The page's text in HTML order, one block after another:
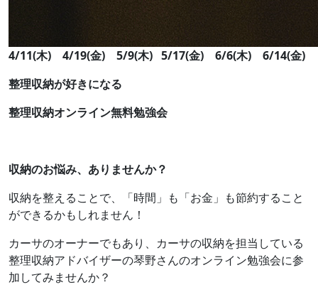
4/11(木) 4/19(金) 5/9(木) 5/17(金) 6/6(木) 6/14(金)
整理収納が好きになる
整理収納オンライン​​​​​​無料勉強会
収納のお悩み、ありませんか？
収納を整えることで、「時間」も「お金」も節約すること
ができるかもしれません！
カーサのオーナーでもあり、カーサの収納を担当している
整理収納アドバイザーの琴野さんのオンライン勉強会に参
加してみませんか？